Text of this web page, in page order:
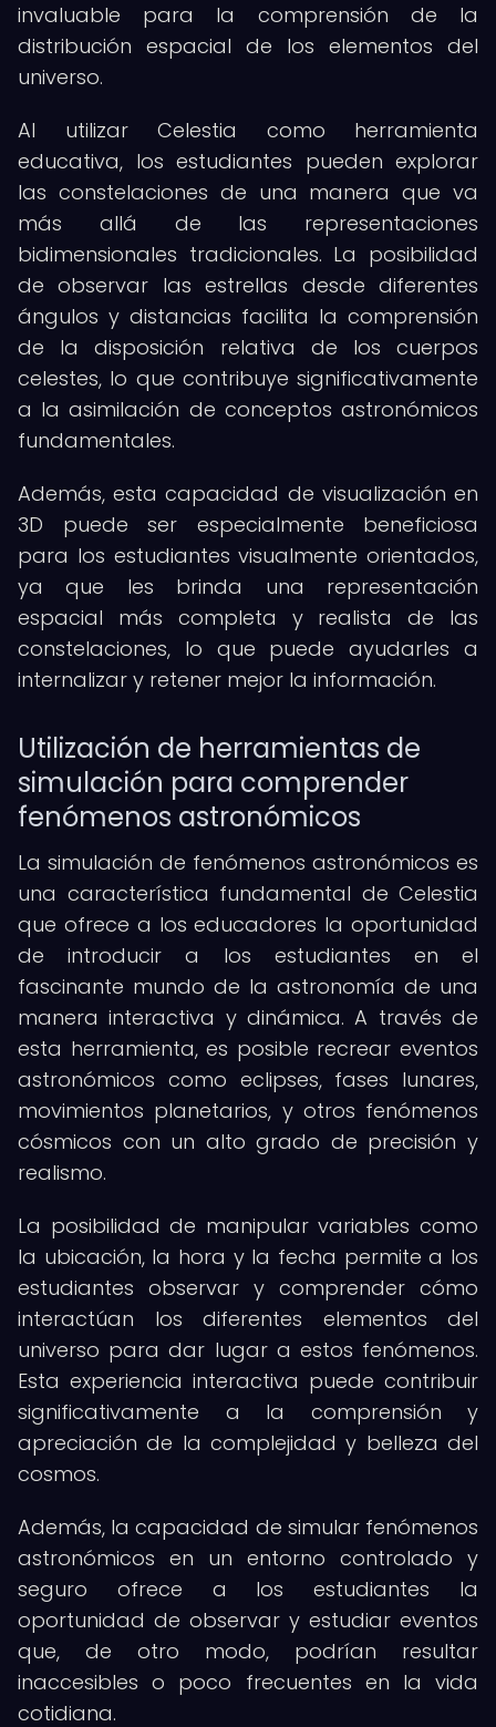
invaluable para la comprensión de la
distribución espacial de los elementos del
universo.
Al utilizar Celestia como herramienta
educativa, los estudiantes pueden explorar
las constelaciones de una manera que va
más allá de las representaciones
bidimensionales tradicionales. La posibilidad
de observar las estrellas desde diferentes
ángulos y distancias facilita la comprensión
de la disposición relativa de los cuerpos
celestes, lo que contribuye significativamente
a la asimilación de conceptos astronómicos
fundamentales.
Además, esta capacidad de visualización en
3D puede ser especialmente beneficiosa
para los estudiantes visualmente orientados,
ya que les brinda una representación
espacial más completa y realista de las
constelaciones, lo que puede ayudarles a
internalizar y retener mejor la información.
Utilización de herramientas de
simulación para comprender
fenómenos astronómicos
La simulación de fenómenos astronómicos es
una característica fundamental de Celestia
que ofrece a los educadores la oportunidad
de introducir a los estudiantes en el
fascinante mundo de la astronomía de una
manera interactiva y dinámica. A través de
esta herramienta, es posible recrear eventos
astronómicos como eclipses, fases lunares,
movimientos planetarios, y otros fenómenos
cósmicos con un alto grado de precisión y
realismo.
La posibilidad de manipular variables como
la ubicación, la hora y la fecha permite a los
estudiantes observar y comprender cómo
interactúan los diferentes elementos del
universo para dar lugar a estos fenómenos.
Esta experiencia interactiva puede contribuir
significativamente a la comprensión y
apreciación de la complejidad y belleza del
cosmos.
Además, la capacidad de simular fenómenos
astronómicos en un entorno controlado y
seguro ofrece a los estudiantes la
oportunidad de observar y estudiar eventos
que, de otro modo, podrían resultar
inaccesibles o poco frecuentes en la vida
cotidiana.